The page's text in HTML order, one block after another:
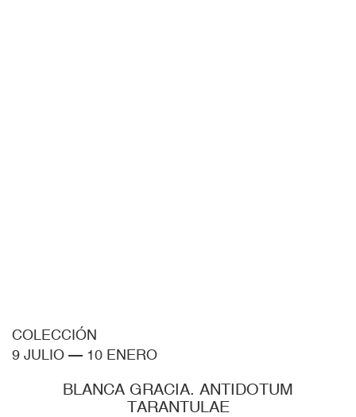
COLECCIÓN
9 JULIO — 10 ENERO
BLANCA GRACIA. ANTIDOTUM
TARANTULAE